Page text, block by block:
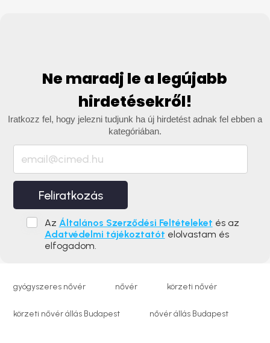
Ne maradj le a legújabb
hirdetésekről!
Iratkozz fel, hogy jelezni tudjunk ha új hirdetést adnak fel ebben a
kategóriában.
Feliratkozás
Az Általános Szerződési Feltételeket és az
Adatvédelmi tájékoztatót elolvastam és
elfogadom.
gyógyszeres nővér nővér körzeti nővér
körzeti nővér állás Budapest nővér állás Budapest